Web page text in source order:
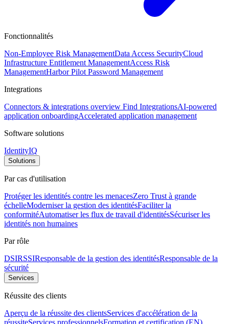
Fonctionnalités
Non-Employee Risk ManagementData Access SecurityCloud
Infrastructure Entitlement ManagementAccess Risk
ManagementHarbor Pilot Password Management
Integrations
Connectors & integrations overview Find IntegrationsAI-powered
application onboardingAccelerated application management
Software solutions
IdentityIQ
Solutions
Par cas d'utilisation
Protéger les identités contre les menacesZero Trust à grande
échelleModerniser la gestion des identitésFaciliter la
conformitéAutomatiser les flux de travail d'identitésSécuriser les
identités non humaines
Par rôle
DSIRSSIResponsable de la gestion des identitésResponsable de la
sécurité
Services
Réussite des clients
Aperçu de la réussite des clientsServices d'accélération de la
réussiteServices professionnelsFormation et certification (EN)